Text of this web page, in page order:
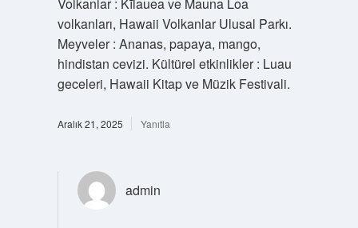
volkanları, Hawaii Volkanlar Ulusal Parkı.
Meyveler : Ananas, papaya, mango,
hindistan cevizi. Kültürel etkinlikler : Luau
geceleri, Hawaii Kitap ve Müzik Festivali.
Aralık 21, 2025 Yanıtla
admin